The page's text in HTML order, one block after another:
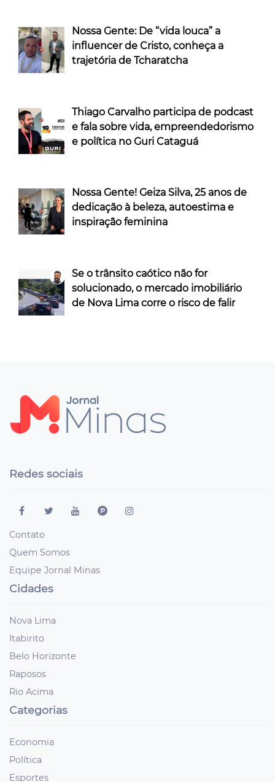
Nossa Gente: De “vida louca” a
influencer de Cristo, conheça a
trajetória de Tcharatcha
Thiago Carvalho participa de podcast
e fala sobre vida, empreendedorismo
e política no Guri Cataguá
Nossa Gente! Geiza Silva, 25 anos de
dedicação à beleza, autoestima e
inspiração feminina
Se o trânsito caótico não for
solucionado, o mercado imobiliário
de Nova Lima corre o risco de falir
Redes sociais
Contato
Quem Somos
Equipe Jornal Minas
Cidades
Nova Lima
Itabirito
Belo Horizonte
Raposos
Rio Acima
Categorias
Economia
Política
Esportes